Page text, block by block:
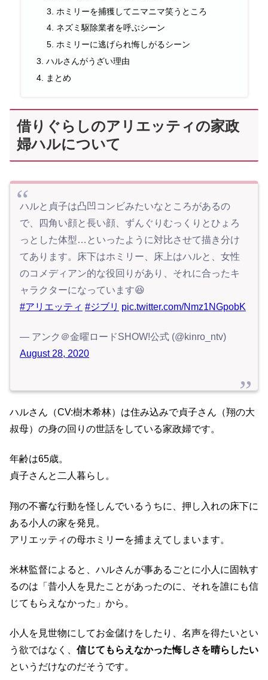
ホミリーを捕獲してニマニマ笑うところ
ネズミ駆除業者を呼ぶシーン
ホミリーに逃げられ悔しがるシーン
ハルさんがうざい理由
まとめ
借りぐらしのアリエッティの家政
婦ハルについて
ハルと貞子は凸凹コンビみたいなところがあるの
で、四角い顔と長い顔、ずんぐりむっくりとひょろ
っとした体型…といったように対比させて描き分け
てあります。床下はホミリー、床上はハルと、女性
のコメディアン的な役回りがあり、それに合ったキ
ャラクターになっています😆
#アリエッティ #ジブリ pic.twitter.com/Nmz1NGpobK
— アンク＠金曜ロードSHOW!公式 (@kinro_ntv)
August 28, 2020
ハルさん（CV:樹木希林）は住み込みで貞子さん（翔の大
叔母）の身の回りの世話をしている家政婦です。
年齢は65歳。
貞子さんと二人暮らし。
翔の不審な行動を怪しんでいるうちに、押し入れの床下に
ある小人の家を発見。
アリエッティの母ホミリーを捕まえてしまいます。
米林監督によると、ハルさんが事あるごとに小人に固執す
るのは「昔小人を見たことがあったのに、それを誰にも信
じてもらえなかった」から。
小人を見世物にしてお金儲けをしたり、名声を得たいとい
う欲ではなく、 信じてもらえなかった悔しさを晴らしたい
というだけなのだそうです。